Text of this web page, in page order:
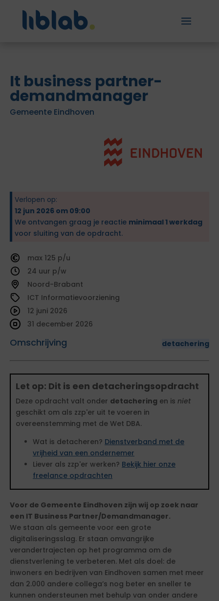
It business partner-
demandmanager
Gemeente Eindhoven
Verlopen op:
12 jun 2026 om 09:00
We ontvangen graag je reactie minimaal 1 werkdag
voor sluiting van de opdracht.
125
24
Noord-Brabant
ICT Informatievoorziening
Omschrijving detachering
12 juni 2026
31 december 2026
Let op: Dit is een detacheringsopdracht
Deze opdracht valt onder detachering en is niet
geschikt om als zzp'er uit te voeren in
overeenstemming met de Wet DBA.
Wat is detacheren? Dienstverband met de
vrijheid van een ondernemer
Liever als zzp'er werken? Bekijk hier onze
freelance opdrachten
Voor de Gemeente Eindhoven zijn wij op zoek naar
een IT Business Partner/Demandmanager.
We staan als gemeente voor een grote
digitaliseringsslag. Er staan omvangrijke
verandertrajecten op het programma om de
dienstverlening te verbeteren. Met als doel: de
inwoners en bedrijven van Eindhoven samen met meer
dan 2.000 andere collega’s nog beter en sneller te
kunnen ondersteunen met behulp van onder andere